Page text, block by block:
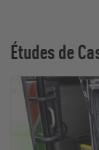
Études de